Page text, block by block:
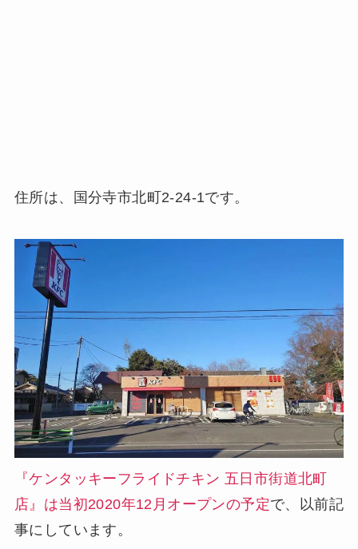
住所は、国分寺市北町2-24-1です。
『ケンタッキーフライドチキン 五日市街道北町
店』は当初2020年12月オープンの予定で、以前記
事にしています。